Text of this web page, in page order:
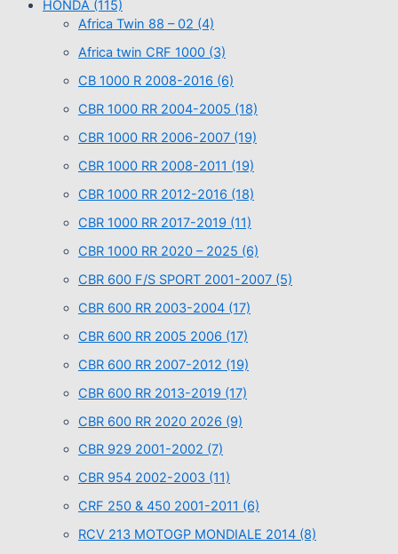
HONDA (115)
Africa Twin 88 – 02 (4)
Africa twin CRF 1000 (3)
CB 1000 R 2008-2016 (6)
CBR 1000 RR 2004-2005 (18)
CBR 1000 RR 2006-2007 (19)
CBR 1000 RR 2008-2011 (19)
CBR 1000 RR 2012-2016 (18)
CBR 1000 RR 2017-2019 (11)
CBR 1000 RR 2020 – 2025 (6)
CBR 600 F/S SPORT 2001-2007 (5)
CBR 600 RR 2003-2004 (17)
CBR 600 RR 2005 2006 (17)
CBR 600 RR 2007-2012 (19)
CBR 600 RR 2013-2019 (17)
CBR 600 RR 2020 2026 (9)
CBR 929 2001-2002 (7)
CBR 954 2002-2003 (11)
CRF 250 & 450 2001-2011 (6)
RCV 213 MOTOGP MONDIALE 2014 (8)